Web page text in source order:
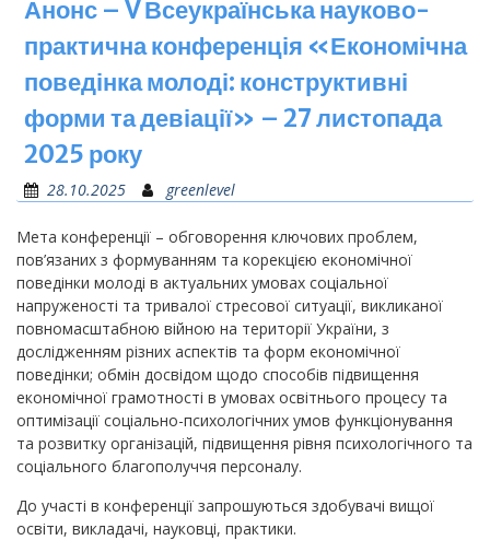
Анонс – V Всеукраїнська науково-
практична конференція «Економічна
поведінка молоді: конструктивні
форми та девіації» – 27 листопада
2025 року
28.10.2025 greenlevel
Мета конференції – обговорення ключових проблем,
пов’язаних з формуванням та корекцією економічної
поведінки молоді в актуальних умовах соціальної
напруженості та тривалої стресової ситуації, викликаної
повномасштабною війною на території України, з
дослідженням різних аспектів та форм економічної
поведінки; обмін досвідом щодо способів підвищення
економічної грамотності в умовах освітнього процесу та
оптимізації соціально-психологічних умов функціонування
та розвитку організацій, підвищення рівня психологічного та
соціального благополуччя персоналу.
До участі в конференції запрошуються здобувачі вищої
освіти, викладачі, науковці, практики.